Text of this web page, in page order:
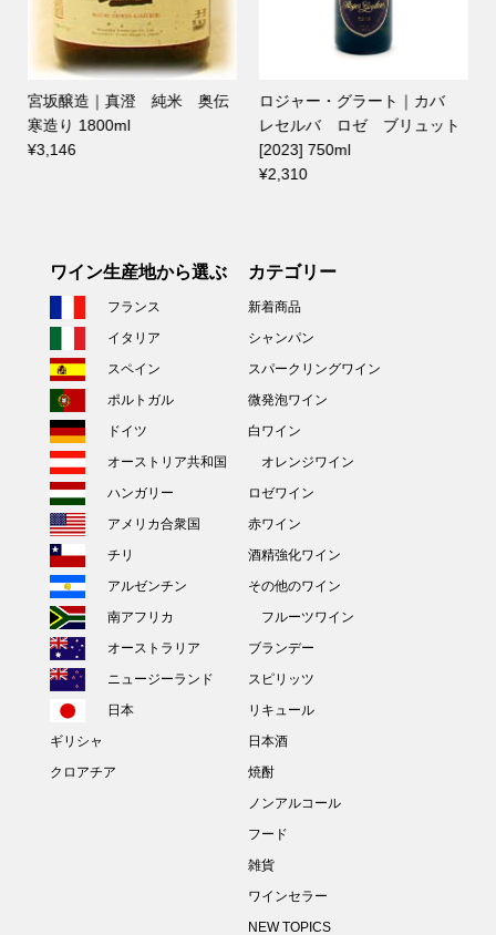
宮坂醸造｜真澄 純米 奥伝
寒造り 1800ml
¥3,146
ロジャー・グラート｜カバ
レセルバ ロゼ ブリュット
[2023] 750ml
¥2,310
ワイン生産地から選ぶ
フランス
イタリア
スペイン
ポルトガル
ドイツ
オーストリア共和国
ハンガリー
アメリカ合衆国
チリ
アルゼンチン
南アフリカ
オーストラリア
ニュージーランド
日本
ギリシャ
クロアチア
カテゴリー
新着商品
シャンパン
スパークリングワイン
微発泡ワイン
白ワイン
オレンジワイン
ロゼワイン
赤ワイン
酒精強化ワイン
その他のワイン
フルーツワイン
ブランデー
スピリッツ
リキュール
日本酒
焼酎
ノンアルコール
フード
雑貨
ワインセラー
NEW TOPICS